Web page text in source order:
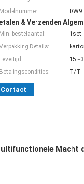
Modelnummer:
& Verzenden
Min. bestelaantal:
1set
Verpakking Details:
Levertijd:
Betalingscondities:
T/T
Contact
Macht